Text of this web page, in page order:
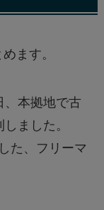
ます。
、本拠地で古
ました。
た、フリーマ